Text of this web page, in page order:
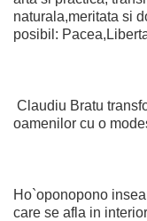
naturala,meritata si
posibil:
Claudiu Bratu
oamenilor cu o
Ho`oponopono
care se afla in